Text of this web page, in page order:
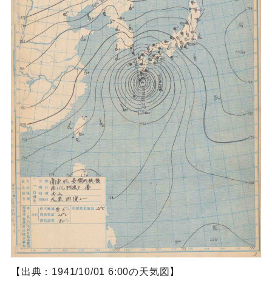
【出典：1941/10/01 6:00の天気図】